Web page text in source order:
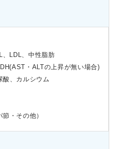
、LDL、中性脂肪
・ALTの上昇が無い場合)
酸、カルシウム
・その他）